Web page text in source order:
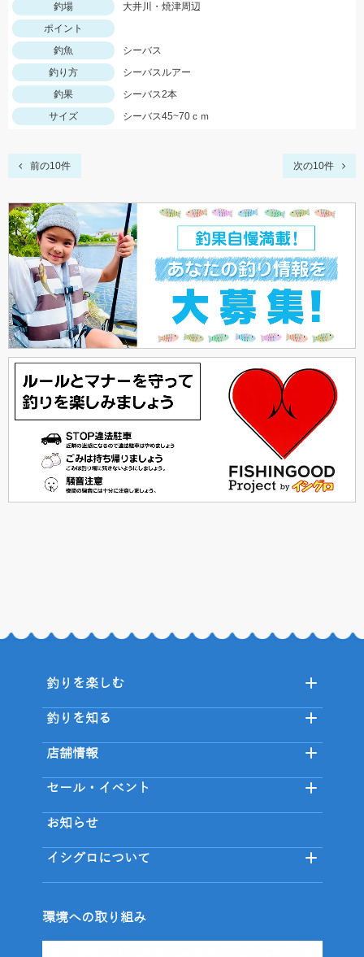
釣場
大井川・焼津周辺
ポイント
釣魚
シーバス
釣り方
シーバスルアー
釣果
シーバス2本
サイズ
シーバス45~70ｃｍ
前の10件 次の10件
釣りを楽しむ
釣りを知る
店舗情報
セール・イベント
お知らせ
イシグロについて
環境への取り組み